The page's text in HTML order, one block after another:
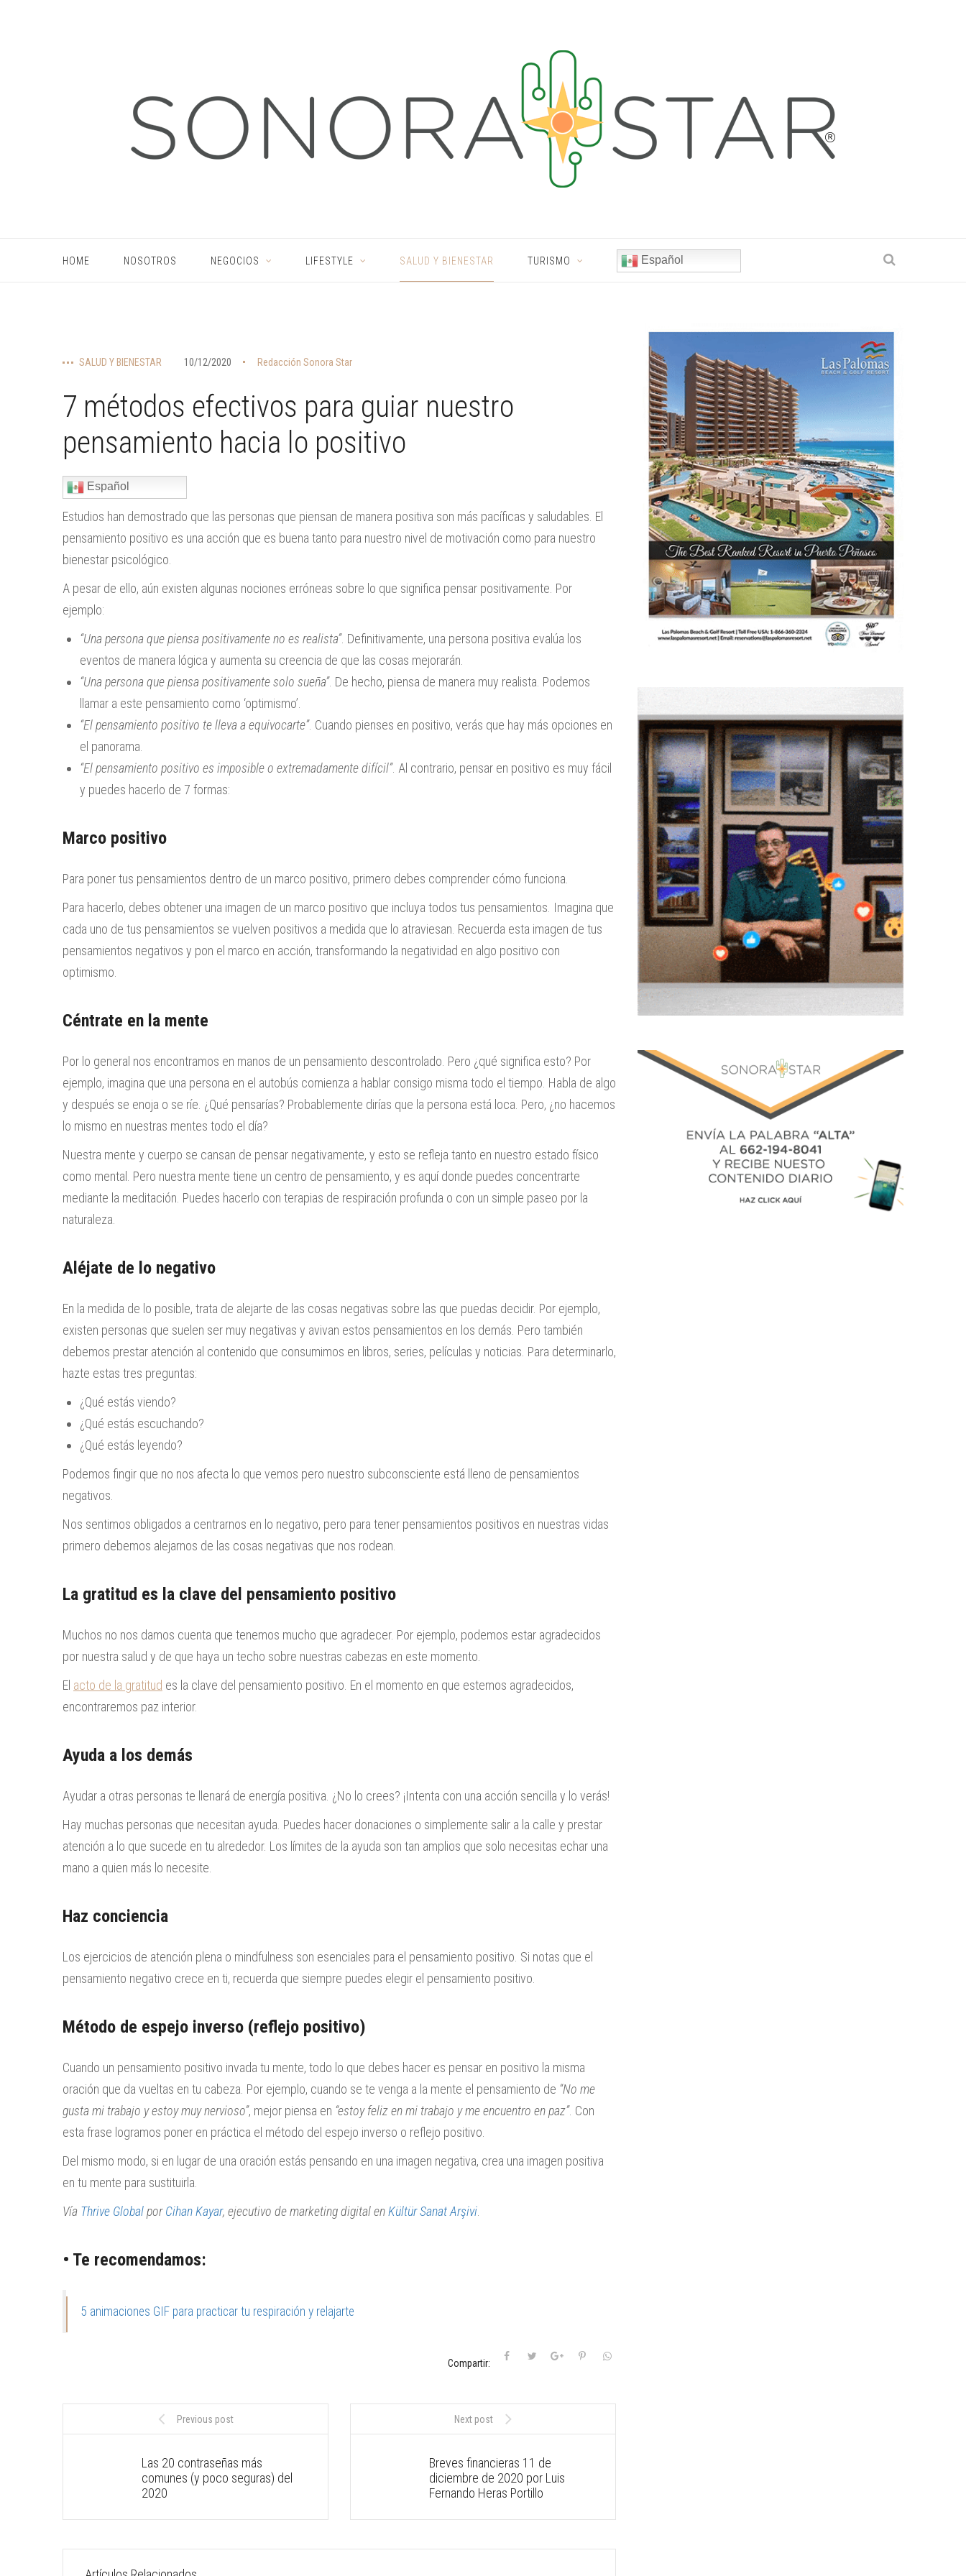
HOME NOSOTROS NEGOCIOS LIFESTYLE SALUD Y BIENESTAR TURISMO Español
SALUD Y BIENESTAR 10/12/2020 Redacción Sonora Star
7 métodos efectivos para guiar nuestro
pensamiento hacia lo positivo
Español
Estudios han demostrado que las personas que piensan de manera positiva son más pacíficas y saludables. El
pensamiento positivo es una acción que es buena tanto para nuestro nivel de motivación como para nuestro
bienestar psicológico.
A pesar de ello, aún existen algunas nociones erróneas sobre lo que significa pensar positivamente. Por
ejemplo:
“Una persona que piensa positivamente no es realista”. Definitivamente, una persona positiva evalúa los
eventos de manera lógica y aumenta su creencia de que las cosas mejorarán.
“Una persona que piensa positivamente solo sueña”. De hecho, piensa de manera muy realista. Podemos
llamar a este pensamiento como ‘optimismo’.
“El pensamiento positivo te lleva a equivocarte”. Cuando pienses en positivo, verás que hay más opciones en
el panorama.
“El pensamiento positivo es imposible o extremadamente difícil”. Al contrario, pensar en positivo es muy fácil
y puedes hacerlo de 7 formas:
Marco positivo
Para poner tus pensamientos dentro de un marco positivo, primero debes comprender cómo funciona.
Para hacerlo, debes obtener una imagen de un marco positivo que incluya todos tus pensamientos. Imagina que
cada uno de tus pensamientos se vuelven positivos a medida que lo atraviesan. Recuerda esta imagen de tus
pensamientos negativos y pon el marco en acción, transformando la negatividad en algo positivo con
optimismo.
Céntrate en la mente
Por lo general nos encontramos en manos de un pensamiento descontrolado. Pero ¿qué significa esto? Por
ejemplo, imagina que una persona en el autobús comienza a hablar consigo misma todo el tiempo. Habla de algo
y después se enoja o se ríe. ¿Qué pensarías? Probablemente dirías que la persona está loca. Pero, ¿no hacemos
lo mismo en nuestras mentes todo el día?
Nuestra mente y cuerpo se cansan de pensar negativamente, y esto se refleja tanto en nuestro estado físico
como mental. Pero nuestra mente tiene un centro de pensamiento, y es aquí donde puedes concentrarte
mediante la meditación. Puedes hacerlo con terapias de respiración profunda o con un simple paseo por la
naturaleza.
Aléjate de lo negativo
En la medida de lo posible, trata de alejarte de las cosas negativas sobre las que puedas decidir. Por ejemplo,
existen personas que suelen ser muy negativas y avivan estos pensamientos en los demás. Pero también
debemos prestar atención al contenido que consumimos en libros, series, películas y noticias. Para determinarlo,
hazte estas tres preguntas:
¿Qué estás viendo?
¿Qué estás escuchando?
¿Qué estás leyendo?
Podemos fingir que no nos afecta lo que vemos pero nuestro subconsciente está lleno de pensamientos
negativos.
Nos sentimos obligados a centrarnos en lo negativo, pero para tener pensamientos positivos en nuestras vidas
primero debemos alejarnos de las cosas negativas que nos rodean.
La gratitud es la clave del pensamiento positivo
Muchos no nos damos cuenta que tenemos mucho que agradecer. Por ejemplo, podemos estar agradecidos
por nuestra salud y de que haya un techo sobre nuestras cabezas en este momento.
El acto de la gratitud es la clave del pensamiento positivo. En el momento en que estemos agradecidos,
encontraremos paz interior.
Ayuda a los demás
Ayudar a otras personas te llenará de energía positiva. ¿No lo crees? ¡Intenta con una acción sencilla y lo verás!
Hay muchas personas que necesitan ayuda. Puedes hacer donaciones o simplemente salir a la calle y prestar
atención a lo que sucede en tu alrededor. Los límites de la ayuda son tan amplios que solo necesitas echar una
mano a quien más lo necesite.
Haz conciencia
Los ejercicios de atención plena o mindfulness son esenciales para el pensamiento positivo. Si notas que el
pensamiento negativo crece en ti, recuerda que siempre puedes elegir el pensamiento positivo.
Método de espejo inverso (reflejo positivo)
Cuando un pensamiento positivo invada tu mente, todo lo que debes hacer es pensar en positivo la misma
oración que da vueltas en tu cabeza. Por ejemplo, cuando se te venga a la mente el pensamiento de “No me
gusta mi trabajo y estoy muy nervioso”, mejor piensa en “estoy feliz en mi trabajo y me encuentro en paz”. Con
esta frase logramos poner en práctica el método del espejo inverso o reflejo positivo.
Del mismo modo, si en lugar de una oración estás pensando en una imagen negativa, crea una imagen positiva
en tu mente para sustituirla.
Vía Thrive GlobalporCihan Kayar, ejecutivo de marketing digital enKültür Sanat Arşivi
• Te recomendamos:
5 animaciones GIF para practicar tu respiración y relajarte
Compartir:
Previous post
Las 20 contraseñas más
comunes (y poco seguras) del
2020
Next post
Breves financieras 11 de
diciembre de 2020 por Luis
Fernando Heras Portillo